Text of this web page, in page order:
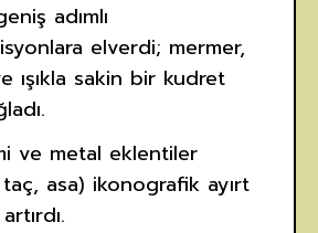
adımlı
elverdi; mermer,
ışıkla sakin bir kudret
ve metal eklentiler
taç, asa) ikonografik ayırt